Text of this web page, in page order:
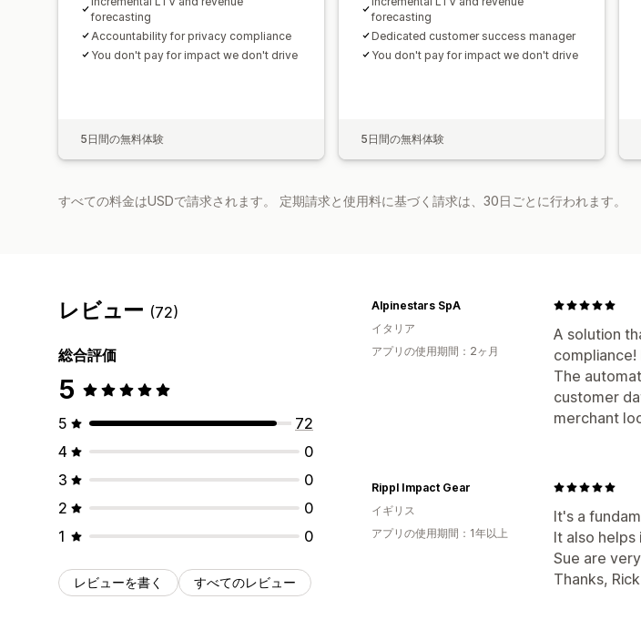
forecasting
Accountability for privacy compliance
You don't pay for impact we don't drive
5日間の無料体験
forecasting
Dedicated customer success manager
You don't pay for impact we don't drive
5日間の無料体験
すべての料金はUSDで請求されます。 定期請求と使用料に基づく請求は、30日ごとに行われます。
レビュー (72)
総合評価
5
5
72
4
0
3
0
2
0
1
0
レビューを書く すべてのレビュー
A solution
The
customer
merchant
Alpinestars SpA
イタリア
アプリの使用期間：2ヶ月
It's a
It also
Sue are
Thanks, Rick
Rippl Impact Gear
イギリス
アプリの使用期間：1年以上